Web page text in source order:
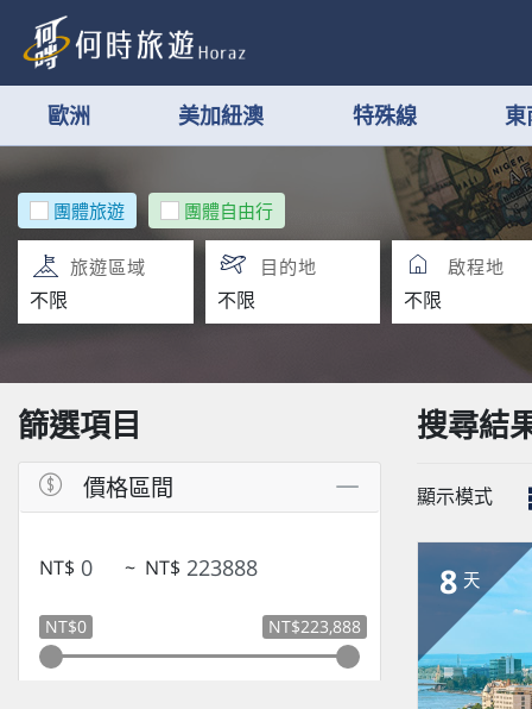
歐洲 美加紐澳 特殊線 東
團體旅遊 團體自由行
旅遊區域 目的地 啟程地
篩選項目
價格區間
NT$ ~ NT$
NT$0 NT$223,888
搜尋結
顯示模式
8 天